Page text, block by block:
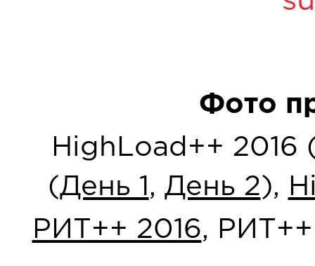
Фото
HighLoad++ 2016
(День 1 , День 2 ),
РИТ++ 2016,